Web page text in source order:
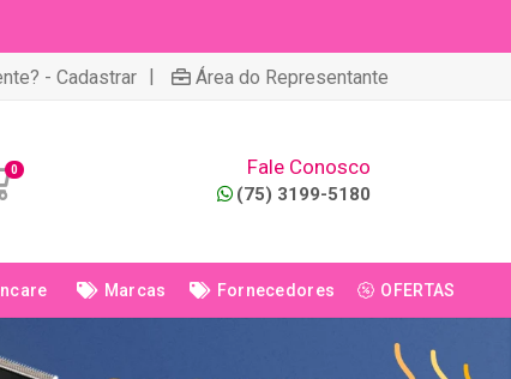
- Cadastrar | Área do Representante
0 Fale Conosco
(75) 3199-5180
Marcas Fornecedores OFERTAS